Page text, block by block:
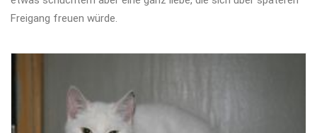
Freigang freuen würde.